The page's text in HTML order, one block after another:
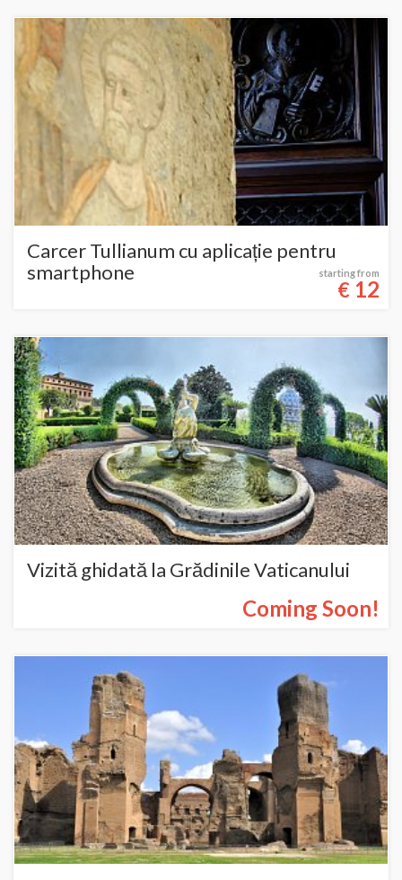
Carcer Tullianum cu aplicație pentru
smartphone
starting from
€ 12
Vizită ghidată la Grădinile Vaticanului
Coming Soon!